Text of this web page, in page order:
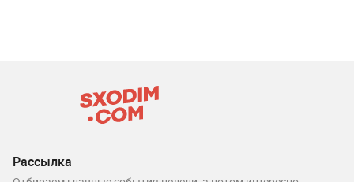
Рассылка